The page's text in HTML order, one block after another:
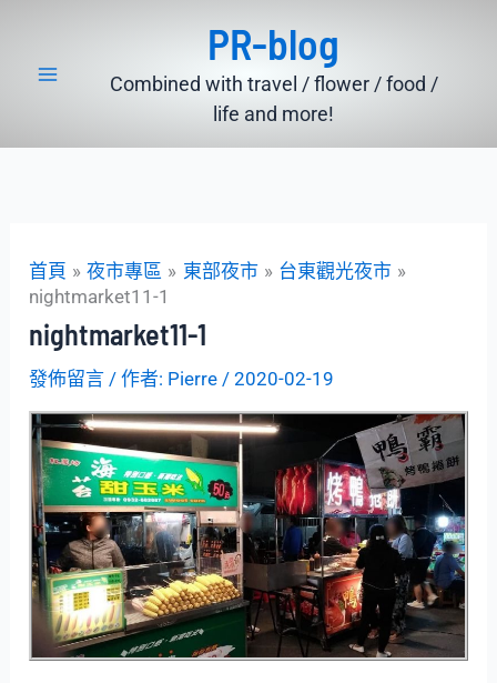
PR-blog
Combined with travel / flower / food /
life and more!
首頁 夜市專區 東部夜市
台東觀光夜市
nightmarket11-1
nightmarket11-1
發佈留言 / 作者: Pierre /2020-02-19